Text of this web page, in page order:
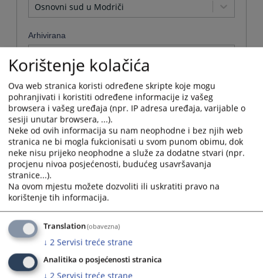
Osnovni sud u Modriči
Arhivirana
Ne
Datum od
Navigate
forward
to
interact
with
the
calendar
and
select
a
date.
Press
the
question
Datum do
Navigate
forward
to
interact
with
the
calendar
select
a
Sortiraj po
Odaberi...
Napredne stavke
Pretraži
Korištenje kolačića
Ova web stranica koristi određene skripte koje mogu
pohranjivati i koristiti određene informacije iz vašeg
browsera i vašeg uređaja (npr. IP adresa uređaja, varijable o
sesiji unutar browsera, ...).
Neke od ovih informacija su nam neophodne i bez njih web
stranica ne bi mogla fukcionisati u svom punom obimu, dok
neke nisu prijeko neophodne a služe za dodatne stvari (npr.
procjenu nivoa posjećenosti, budućeg usavršavanja
stranice...).
Na ovom mjestu možete dozvoliti ili uskratiti pravo na
korištenje tih informacija.
Translation(obavezna)
↓ 2 Servisi treće strane
Analitika o posjećenosti stranica
↓ 2 Servisi treće strane